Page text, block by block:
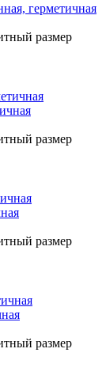
герметичная
размер
размер
размер
размер